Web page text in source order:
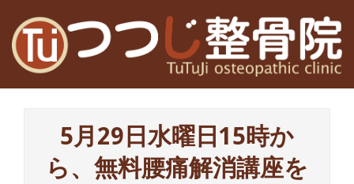
content
高
5月29日水曜日15時か
ら、無料腰痛解消講座を